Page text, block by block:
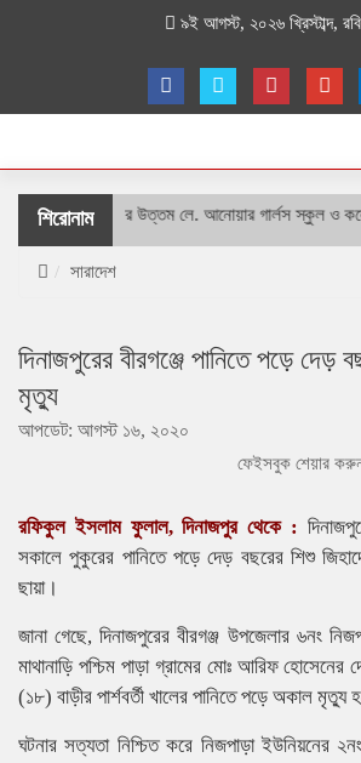
৯ই আগস্ট, ২০২৬ খ্রিস্টাব্দ,
শিরোনামশহীদ বীর উত্তম লে. আনোয়ার গার্লস স্কুল ও
সারাদেশ
দিনাজপুরের বীরগঞ্জে পানিতে পড়ে দেড়
মৃত্যু
আপডেট: আগস্ট ১৬, ২০২০
ফেইসবুক শেয়ার
রফিকুল ইসলাম ফুলাল, দিনাজপুর থেকে :
সকালে পুকুরের পানিতে পড়ে দেড় বছরের শিশু
ছায়া।
জানা গেছে, দিনাজপুরের বীরগঞ্জ উপজেলার ৬নং
মাথানাড়ি পশ্চিম পাড়া গ্রামের মোঃ আরিফ হোসেনের
(১৮) বাড়ীর পার্শবর্তী খালের পানিতে পড়ে অকাল মৃত্যু
ঘটনার সত্যতা নিশ্চিত করে নিজপাড়া ইউনিয়নের